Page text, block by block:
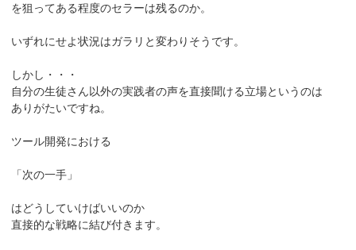
を狙ってある程度のセラーは残るのか。
いずれにせよ状況はガラリと変わりそうです。
しかし・・・
自分の生徒さん以外の実践者の声を直接聞ける立場というのは
ありがたいですね。
ツール開発における
「次の一手」
はどうしていけばいいのか
直接的な戦略に結び付きます。